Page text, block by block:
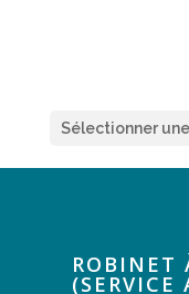
Sélectionner
ROBINET
(SERVICE